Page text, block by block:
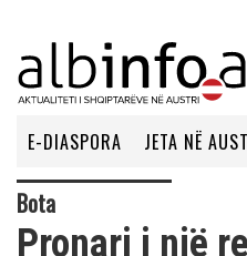
E-DIASPORA JETA NË
Bota
Pronari i një